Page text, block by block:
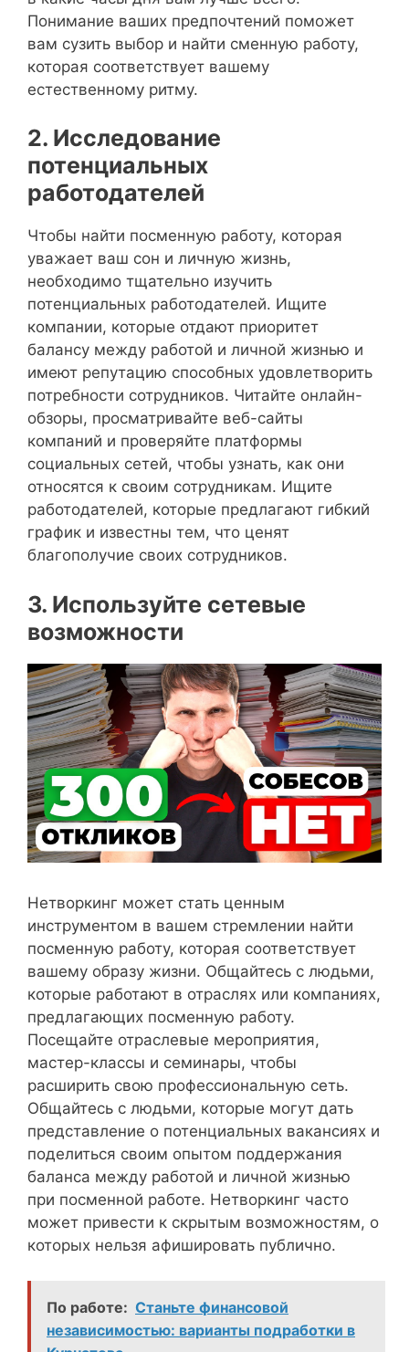
Понимание ваших предпочтений поможет
вам сузить выбор и найти сменную работу,
которая соответствует вашему
естественному ритму.
2. Исследование
потенциальных
работодателей
Чтобы найти посменную работу, которая
уважает ваш сон и личную жизнь,
необходимо тщательно изучить
потенциальных работодателей. Ищите
компании, которые отдают приоритет
балансу между работой и личной жизнью и
имеют репутацию способных удовлетворить
потребности сотрудников. Читайте онлайн-
обзоры, просматривайте веб-сайты
компаний и проверяйте платформы
социальных сетей, чтобы узнать, как они
относятся к своим сотрудникам. Ищите
работодателей, которые предлагают гибкий
график и известны тем, что ценят
благополучие своих сотрудников.
3. Используйте сетевые
возможности
Нетворкинг может стать ценным
инструментом в вашем стремлении найти
посменную работу, которая соответствует
вашему образу жизни. Общайтесь с людьми,
которые работают в отраслях или компаниях,
предлагающих посменную работу.
Посещайте отраслевые мероприятия,
мастер-классы и семинары, чтобы
расширить свою профессиональную сеть.
Общайтесь с людьми, которые могут дать
представление о потенциальных вакансиях и
поделиться своим опытом поддержания
баланса между работой и личной жизнью
при посменной работе. Нетворкинг часто
может привести к скрытым возможностям, о
которых нельзя афишировать публично.
По работе: Станьте финансовой
независимостью: варианты подработки в